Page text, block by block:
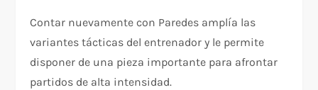
Contar nuevamente con Paredes amplía las
variantes tácticas del entrenador y le permite
disponer de una pieza importante para afrontar
partidos de alta intensidad.